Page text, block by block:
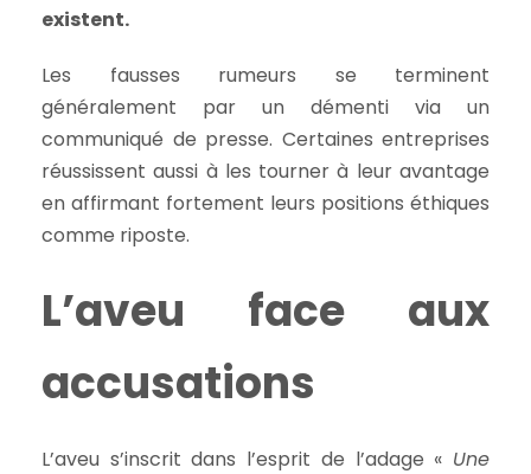
existent.
Les fausses rumeurs se terminent
généralement par un démenti via un
communiqué de presse. Certaines entreprises
réussissent aussi à les tourner à leur avantage
en affirmant fortement leurs positions éthiques
comme riposte.
L’aveu face aux
accusations
L’aveu s’inscrit dans l’esprit de l’adage « Une